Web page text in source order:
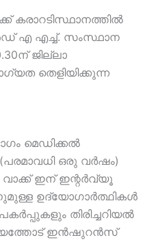
കരാറടിസ്ഥാനത്തില്‍
എ എച്ച്. സംസ്ഥാന
ജില്ലാ
തെളിയിക്കുന്ന
മെഡിക്കൽ
ഒരു വർഷം)
വാക്ക് ഇന് ഇന്റർവ്യൂ
ഉദ്യോഗാർത്ഥികൾ
തിരിച്ചറിയൽ
ഇൻഷുറൻസ്